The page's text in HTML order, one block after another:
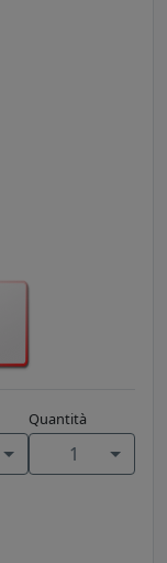
Quantità
1